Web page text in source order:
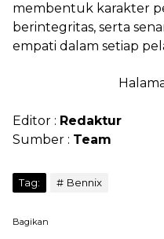
membentuk karakter
berintegritas, serta
empati dalam setiap
Editor : Redaktur
Sumber : Team
Tag: Bennix
Bagikan